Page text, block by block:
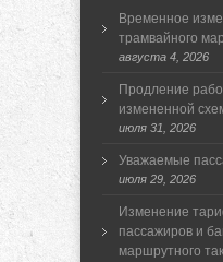
Временное
трамвайного
августа 4, 2026
Продление
измененной
июля 31, 2026
Уважаемые
июля 29, 2026
Изменение
пассажиров и
маршрутного